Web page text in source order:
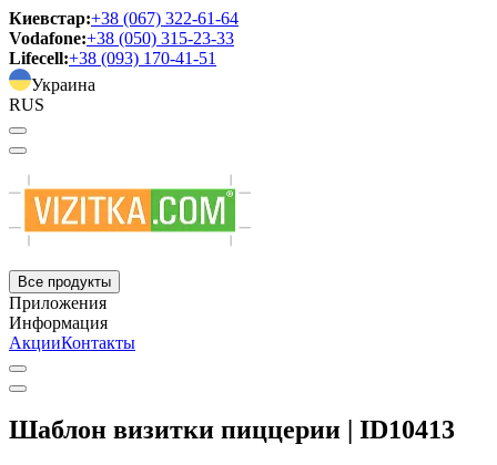
Киевстар:+38 (067) 322-61-64
Vodafone:+38 (050) 315-23-33
Lifecell:+38 (093) 170-41-51
Украина
RUS
Все продукты
Приложения
Информация
АкцииКонтакты
Шаблон визитки пиццерии | ID10413